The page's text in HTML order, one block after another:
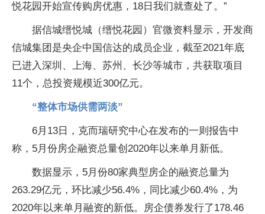
悦花园开始宣传购房优惠，18日我们就查处了。”
据信城缙悦城（缙悦花园）官微资料显示，开发商
信城集团是央企中国信达的成员企业，截至2021年底
已进入深圳、上海、苏州、长沙等城市，共获取项目
11个，总投资规模近300亿元。
“整体市场供需两淡”
6月13日，克而瑞研究中心在发布的一则报告中
称，5月份房企融资总量创2020年以来单月新低。
数据显示，5月份80家典型房企的融资总量为
263.29亿元，环比减少56.4%，同比减少60.4%，为
2020年以来单月融资的新低。房企债券发行了178.46